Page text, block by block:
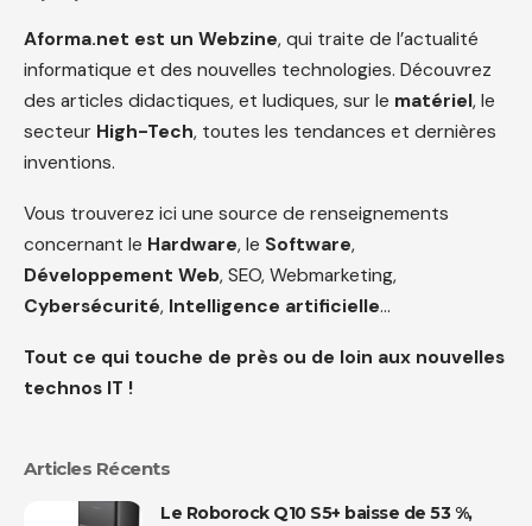
Aforma.net est un Webzine, qui traite de l’actualité
informatique et des nouvelles technologies. Découvrez
des articles didactiques, et ludiques, sur le matériel, le
secteur High-Tech, toutes les tendances et dernières
inventions.
Vous trouverez ici une source de renseignements
concernant le Hardware, le Software,
Développement Web, SEO, Webmarketing,
Cybersécurité, Intelligence artificielle…
Tout ce qui touche de près ou de loin aux nouvelles
technos IT !
Articles Récents
Le Roborock Q10 S5+ baisse de 53 %,